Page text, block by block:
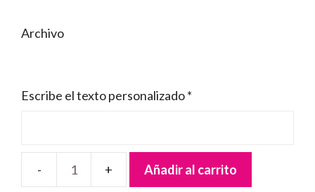
Archivo
Escribe el texto personalizado*
Invitación
Añadir al carrito